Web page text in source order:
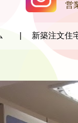
営
新築注文住